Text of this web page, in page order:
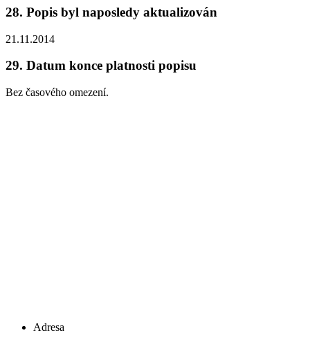
28. Popis byl naposledy aktualizován
21.11.2014
29. Datum konce platnosti popisu
Bez časového omezení.
Adresa